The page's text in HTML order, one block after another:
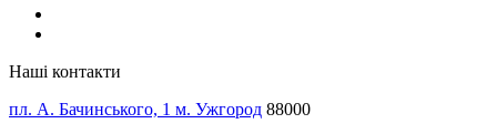
Наші контакти
пл. А. Бачинського, 1 м. Ужгород 88000